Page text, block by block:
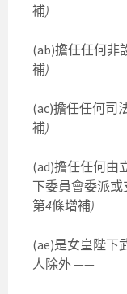
補)
(ab)擔任任何非
補)
(ac)擔任任何司
補)
(ad)擔任任何由
下委員會委派或
第4條增補)
(ae)是女皇陛下
人除外 ——